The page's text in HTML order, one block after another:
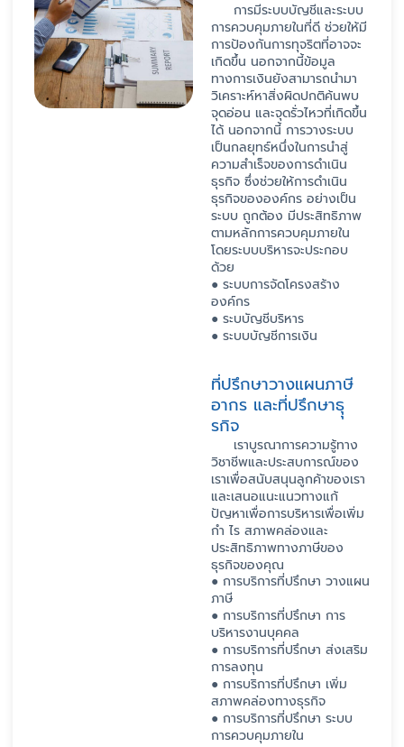
การมีระบบบัญชีและระบบ
การควบคุมภายในที่ดี ช่วยให้มี
การป้องกันการทุจริตที่อาจจะ
เกิดขึ้น นอกจากนี้ข้อมูล
ทางการเงินยังสามารถนำมา
วิเคราะห์หาสิ่งผิดปกติค้นพบ
จุดอ่อน และจุดรั่วไหวที่เกิดขึ้น
ได้ นอกจากนี้ การวางระบบ
เป็นกลยุทธ์หนึ่งในการนำสู่
ความสำเร็จของการดำเนิน
ธุรกิจ ซึ่งช่วยให้การดำเนิน
ธุรกิจขององค์กร อย่างเป็น
ระบบ ถูกต้อง มีประสิทธิภาพ
ตามหลักการควบคุมภายใน
โดยระบบบริหารจะประกอบ
ด้วย
● ระบบการจัดโครงสร้าง
องค์กร
● ระบบัญชีบริหาร
● ระบบบัญชีการเงิน
ที่ปรึกษาวางแผนภาษี
อากร และที่ปรึกษาธุุ
รกิจ
เราบูรณาการความรู้ทาง
วิชาชีพและประสบการณ์ของ
เราเพื่อสนับสนุนลูกค้าของเรา
และเสนอแนะแนวทางแก้
ปัญหาเพื่อการบริหารเพื่อเพิ่ม
กำ ไร สภาพคล่องและ
ประสิทธิภาพทางภาษีของ
ธุรกิจของคุณ
● การบริการที่ปรึกษา วางแผน
ภาษี
● การบริการที่ปรึกษา การ
บริหารงานบุคคล
● การบริการที่ปรึกษา ส่งเสริม
การลงทุน
● การบริการที่ปรึกษา เพิ่ม
สภาพคล่องทางธุรกิจ
● การบริการที่ปรึกษา ระบบ
การควบคุมภายใน